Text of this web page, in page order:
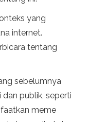
yang
internet.
tentang
sebelumnya
publik, seperti
meme